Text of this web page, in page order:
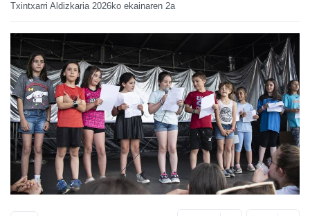
Txintxarri Aldizkaria 2026ko ekainaren 2a